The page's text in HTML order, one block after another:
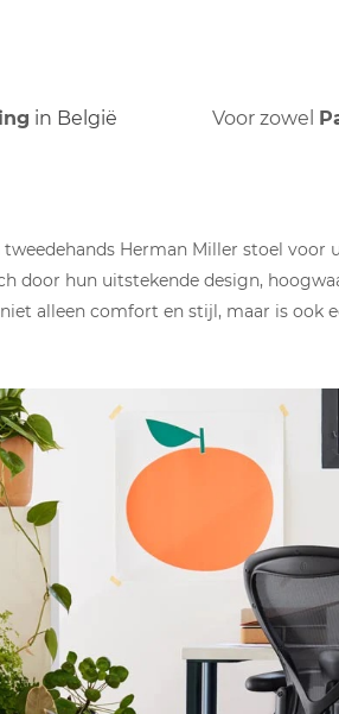
in België Voor zowel
tweedehands Herman Miller stoel
door hun uitstekende design,
alleen comfort en stijl, maar is ook